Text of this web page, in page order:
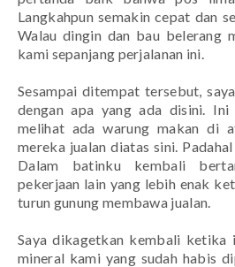
Langkahpun semakin cepat dan
Walau dingin dan bau belerang
kami sepanjang perjalanan ini.
Sesampai ditempat tersebut,
dengan apa yang ada disini.
melihat ada warung makan di
mereka jualan diatas sini.
Dalam batinku kembali
pekerjaan lain yang lebih enak
turun gunung membawa jualan.
Saya dikagetkan kembali ketika
mineral kami yang sudah habis